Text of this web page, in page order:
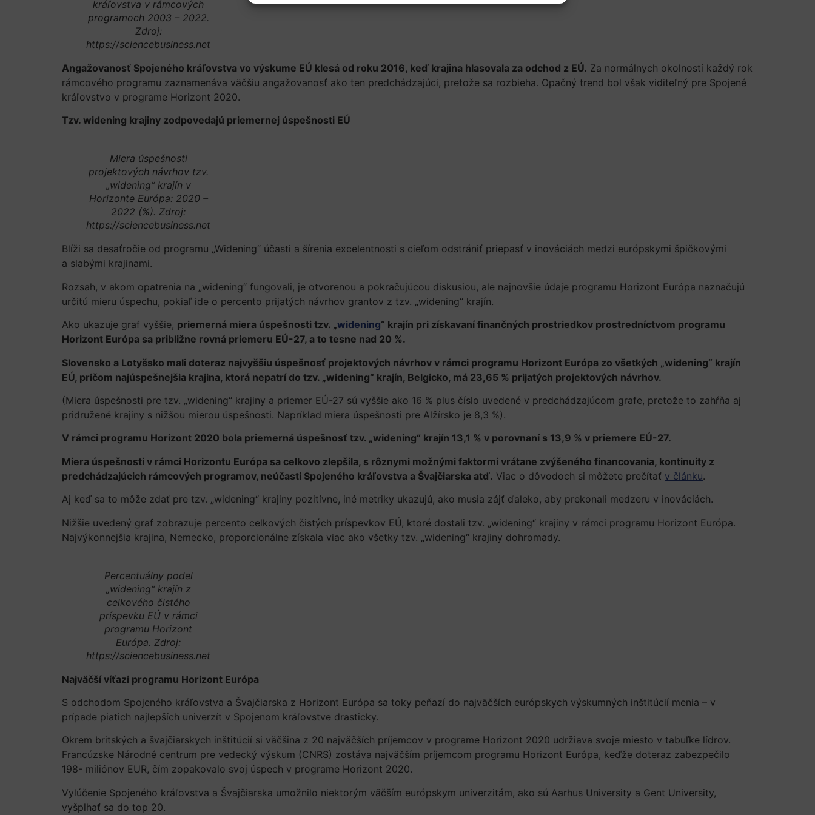
kráľovstva v rámcových
programoch 2003 – 2022.
Zdroj:
https://sciencebusiness.net
Angažovanosť Spojeného kráľovstva vo výskume EÚ klesá od roku 2016, keď krajina hlasovala za odchod z EÚ. Za normálnych okolností každý rok
rámcového programu zaznamenáva väčšiu angažovanosť ako ten predchádzajúci, pretože sa rozbieha. Opačný trend bol však viditeľný pre Spojené
kráľovstvo v programe Horizont 2020.
Tzv. widening krajiny zodpovedajú priemernej úspešnosti EÚ
Miera úspešnosti
projektových návrhov tzv.
„widening“ krajín v
Horizonte Európa: 2020 –
2022 (%). Zdroj:
https://sciencebusiness.net
Blíži sa desaťročie od programu „Widening“ účasti a šírenia excelentnosti s cieľom odstrániť priepasť v inováciách medzi európskymi špičkovými
a slabými krajinami.
Rozsah, v akom opatrenia na „widening“ fungovali, je otvorenou a pokračujúcou diskusiou, ale najnovšie údaje programu Horizont Európa naznačujú
určitú mieru úspechu, pokiaľ ide o percento prijatých návrhov grantov z tzv. „widening“ krajín.
Ako ukazuje graf vyššie, priemerná miera úspešnosti tzv. „widening“ krajín pri získavaní finančných prostriedkov prostredníctvom programu
Horizont Európa sa približne rovná priemeru EÚ-27, a to tesne nad 20 %.
Slovensko a Lotyšsko mali doteraz najvyššiu úspešnosť projektových návrhov v rámci programu Horizont Európa zo všetkých „widening“ krajín
EÚ, pričom najúspešnejšia krajina, ktorá nepatrí do tzv. „widening“ krajín, Belgicko, má 23,65 % prijatých projektových návrhov.
(Miera úspešnosti pre tzv. „widening“ krajiny a priemer EÚ-27 sú vyššie ako 16 % plus číslo uvedené v predchádzajúcom grafe, pretože to zahŕňa aj
pridružené krajiny s nižšou mierou úspešnosti. Napríklad miera úspešnosti pre Alžírsko je 8,3 %).
V rámci programu Horizont 2020 bola priemerná úspešnosť tzv. „widening“ krajín 13,1 % v porovnaní s 13,9 % v priemere EÚ-27.
Miera úspešnosti v rámci Horizontu Európa sa celkovo zlepšila, s rôznymi možnými faktormi vrátane zvýšeného financovania, kontinuity z
predchádzajúcich rámcových programov, neúčasti Spojeného kráľovstva a Švajčiarska atď. Viac o dôvodoch si môžete prečítať v článku.
Aj keď sa to môže zdať pre tzv. „widening“ krajiny pozitívne, iné metriky ukazujú, ako musia zájť ďaleko, aby prekonali medzeru v inováciách.
Nižšie uvedený graf zobrazuje percento celkových čistých príspevkov EÚ, ktoré dostali tzv. „widening“ krajiny v rámci programu Horizont Európa.
Najvýkonnejšia krajina, Nemecko, proporcionálne získala viac ako všetky tzv. „widening“ krajiny dohromady.
Percentuálny podel
„widening“ krajín z
celkového čistého
príspevku EÚ v rámci
programu Horizont
Európa. Zdroj:
https://sciencebusiness.net
Najväčší víťazi programu Horizont Európa
S odchodom Spojeného kráľovstva a Švajčiarska z Horizont Európa sa toky peňazí do najväčších európskych výskumných inštitúcií menia – v
prípade piatich najlepších univerzít v Spojenom kráľovstve drasticky.
Okrem britských a švajčiarskych inštitúcií si väčšina z 20 najväčších príjemcov v programe Horizont 2020 udržiava svoje miesto v tabuľke lídrov.
Francúzske Národné centrum pre vedecký výskum (CNRS) zostáva najväčším príjemcom programu Horizont Európa, keďže doteraz zabezpečilo
198- miliónov EUR, čím zopakovalo svoj úspech v programe Horizont 2020.
Vylúčenie Spojeného kráľovstva a Švajčiarska umožnilo niektorým väčším európskym univerzitám, ako sú Aarhus University a Gent University,
vyšplhať sa do top 20.